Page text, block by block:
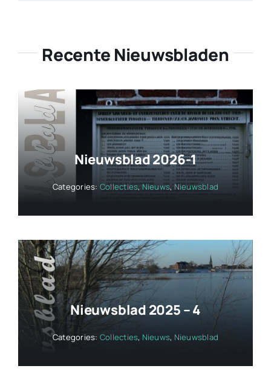
Recente Nieuwsbladen
Nieuwsblad 2026-1
Categories: Collecties, Nieuws, Nieuwsblad
Nieuwsblad 2025 – 4
Categories: Collecties, Nieuws, Nieuwsblad